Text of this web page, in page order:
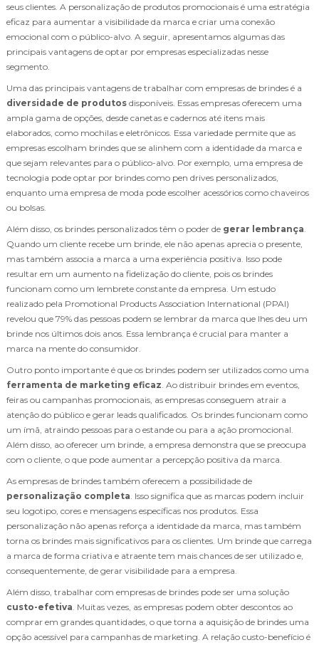
seus clientes. A personalização de produtos promocionais é uma estratégia
eficaz para aumentar a visibilidade da marca e criar uma conexão
emocional com o público-alvo. A seguir, apresentamos algumas das
principais vantagens de optar por empresas especializadas nesse
segmento.
Uma das principais vantagens de trabalhar com empresas de brindes é a
diversidade de produtos disponíveis. Essas empresas oferecem uma
ampla gama de opções, desde canetas e cadernos até itens mais
elaborados, como mochilas e eletrônicos. Essa variedade permite que as
empresas escolham brindes que se alinhem com a identidade da marca e
que sejam relevantes para o público-alvo. Por exemplo, uma empresa de
tecnologia pode optar por brindes como pen drives personalizados,
enquanto uma empresa de moda pode escolher acessórios como chaveiros
ou bolsas.
Além disso, os brindes personalizados têm o poder de gerar lembrança
Quando um cliente recebe um brinde, ele não apenas aprecia o presente,
mas também associa a marca a uma experiência positiva. Isso pode
resultar em um aumento na fidelização do cliente, pois os brindes
funcionam como um lembrete constante da empresa. Um estudo
realizado pela Promotional Products Association International (PPAI)
revelou que 79% das pessoas podem se lembrar da marca que lhes deu um
brinde nos últimos dois anos. Essa lembrança é crucial para manter a
marca na mente do consumidor.
Outro ponto importante é que os brindes podem ser utilizados como uma
ferramenta de marketing eficaz . Ao distribuir brindes em eventos,
feiras ou campanhas promocionais, as empresas conseguem atrair a
atenção do público e gerar leads qualificados. Os brindes funcionam como
um ímã, atraindo pessoas para o estande ou para a ação promocional.
Além disso, ao oferecer um brinde, a empresa demonstra que se preocupa
com o cliente, o que pode aumentar a percepção positiva da marca.
As empresas de brindes também oferecem a possibilidade de
personalização completa . Isso significa que as marcas podem incluir
seu logotipo, cores e mensagens específicas nos produtos. Essa
personalização não apenas reforça a identidade da marca, mas também
torna os brindes mais significativos para os clientes. Um brinde que carrega
a marca de forma criativa e atraente tem mais chances de ser utilizado e,
consequentemente, de gerar visibilidade para a empresa.
Além disso, trabalhar com empresas de brindes pode ser uma solução
custo-efetiva . Muitas vezes, as empresas podem obter descontos ao
comprar em grandes quantidades, o que torna a aquisição de brindes uma
opção acessível para campanhas de marketing. A relação custo-benefício é